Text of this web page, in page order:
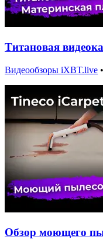
Титановая
Видеообзоры iXBT.live •
Обзор моющего